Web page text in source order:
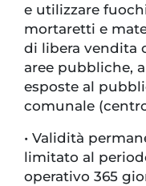
e utilizzare
mortaretti e
di libera vendita
aree pubbliche,
esposte al
comunale
• Validità
limitato al
operativo 365